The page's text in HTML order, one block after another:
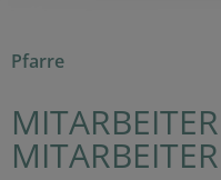
Pfarre
MITARBEITER